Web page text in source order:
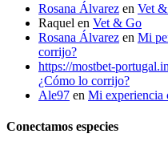
Rosana Álvarez en Vet
Raquel en Vet & Go
Rosana Álvarez en Mi
corrijo?
https://mostbet-
¿Cómo lo corrijo?
Ale97 en Mi experiencia
Conectamos especies